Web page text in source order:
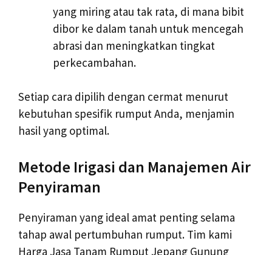
yang miring atau tak rata, di mana bibit
dibor ke dalam tanah untuk mencegah
abrasi dan meningkatkan tingkat
perkecambahan.
Setiap cara dipilih dengan cermat menurut
kebutuhan spesifik rumput Anda, menjamin
hasil yang optimal.
Metode Irigasi dan Manajemen Air
Penyiraman
Penyiraman yang ideal amat penting selama
tahap awal pertumbuhan rumput. Tim kami
Harga Jasa Tanam Rumput Jepang Gunung